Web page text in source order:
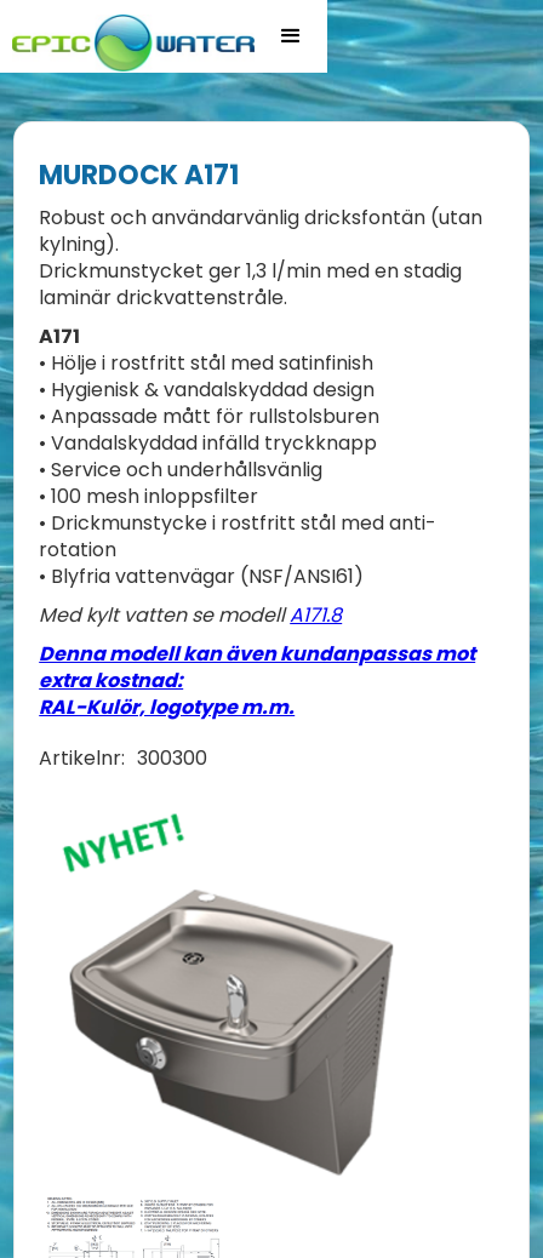
MURDOCK A171
Robust och användarvänlig dricksfontän (utan
kylning).
Drickmunstycket ger 1,3 l/min med en stadig
laminär drickvattenstråle.
A171
• Hölje i rostfritt stål med satinfinish
• Hygienisk & vandalskyddad design
• Anpassade mått för rullstolsburen
• Vandalskyddad infälld tryckknapp
• Service och underhållsvänlig
• 100 mesh inloppsfilter
• Drickmunstycke i rostfritt stål med anti-
rotation
• Blyfria vattenvägar (NSF/ANSI61)
Med kylt vatten se modellA171.8
Denna modell kan även kundanpassas mot
extra kostnad:
RAL-Kulör, logotype m.m.
Artikelnr: 300300